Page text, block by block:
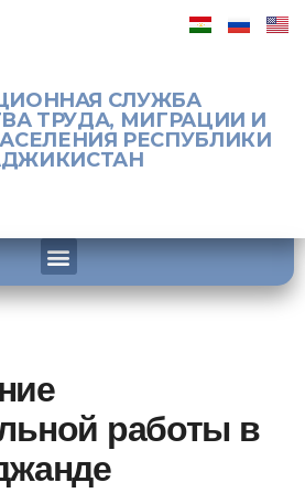
СЛУЖБА
ТРУДА, МИГРАЦИИ И
РЕСПУБЛИКИ
работы в